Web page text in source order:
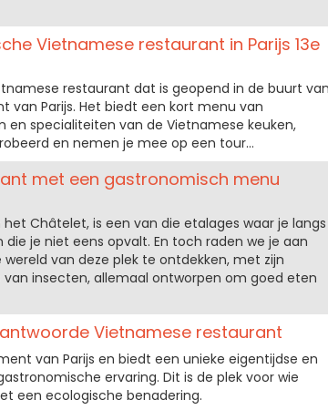
Vietnamese restaurant in Parijs 13e
restaurant dat is geopend in de buurt
van Parijs. Het biedt een kort menu van
specialiteiten van de Vietnamese keuken,
en nemen je mee op een tour...
met een gastronomisch menu
Châtelet, is een van die etalages waar je langs
je niet eens opvalt. En toch raden we je aan
van deze plek te ontdekken, met zijn
insecten, allemaal ontworpen om goed eten
Vietnamese restaurant
van Parijs en biedt een unieke eigentijdse en
ervaring. Dit is de plek voor wie
een ecologische benadering.